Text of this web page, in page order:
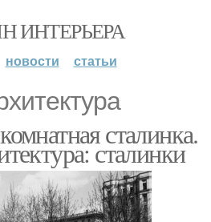
ИНТЕРЬЕРА
новости статьи
сталинка.
сталинки